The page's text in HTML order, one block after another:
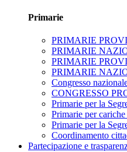
Primarie
PRIMARIE
PRIMARIE
PRIMARIE
PRIMARIE
Congresso
CONGRESSO
Primarie per la
Primarie per
Primarie per la
Coordinamento
Partecipazione e